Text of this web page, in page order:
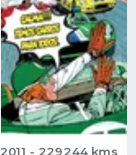
2011 - 229244 kms